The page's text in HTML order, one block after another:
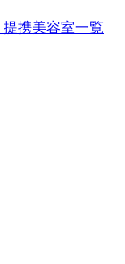
提携美容室一覧